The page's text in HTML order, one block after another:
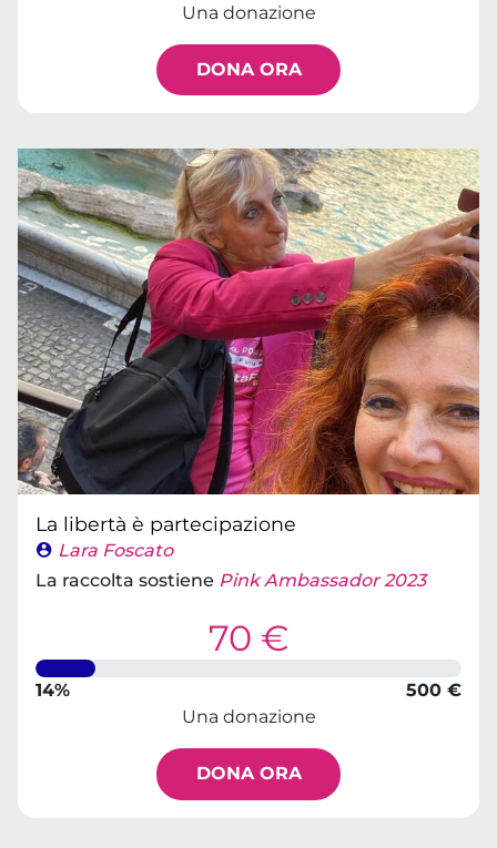
Una donazione
DONA ORA
La libertà è partecipazione
Lara Foscato
La raccolta sostiene Pink Ambassador 2023
70 €
14%
500 €
Una donazione
DONA ORA